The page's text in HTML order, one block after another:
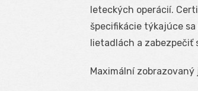
leteckých operácií.
špecifikácie týkajúce
lietadlách a
Maximální